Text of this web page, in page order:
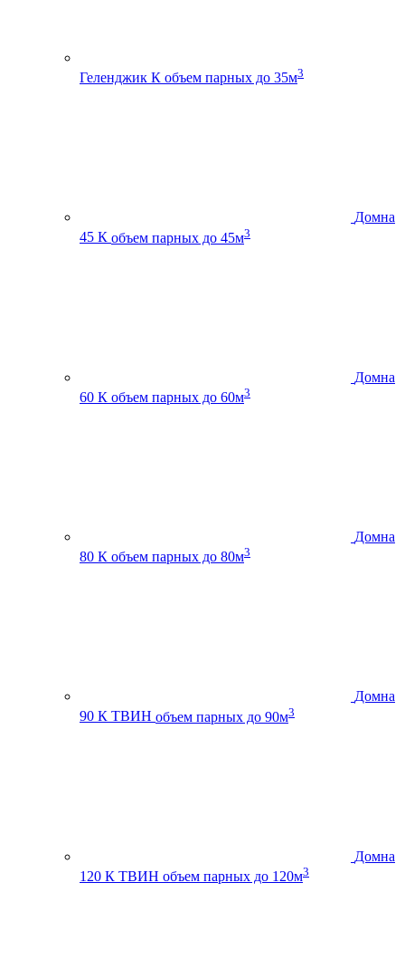
Геленджик К объем парных до 35м3
Домна
45 К объем парных до 45м3
Домна
60 К объем парных до 60м3
Домна
80 К объем парных до 80м3
Домна
90 К ТВИН объем парных до 90м3
Домна
120 К ТВИН объем парных до 120м3